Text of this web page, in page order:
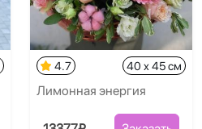
4.7 40 x 45 см
Лимонная энергия